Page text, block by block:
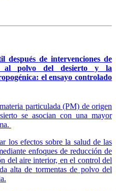
de intervenciones de
al polvo del desierto y la
el ensayo controlado
particulada (PM) de origen
se asocian con una mayor
los efectos sobre la salud de las
enfoques de reducción de
del aire interior, en el control del
alta de tormentas de polvo del